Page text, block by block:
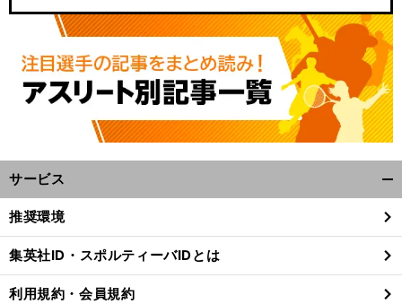
サービス
閉
る
推奨環境
集英社ID・スポルティーバIDとは
利用規約・会員規約